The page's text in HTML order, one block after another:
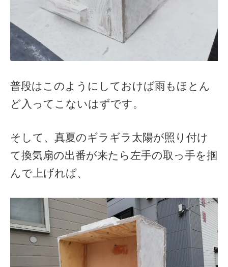
普段はこのようにしておけば雨もほとん
ど入ってこないはずです。
そして、真夏のギラギラ太陽が照り付け
て換気扇の出番が来たら左手の取っ手を掴
んで上げれば、